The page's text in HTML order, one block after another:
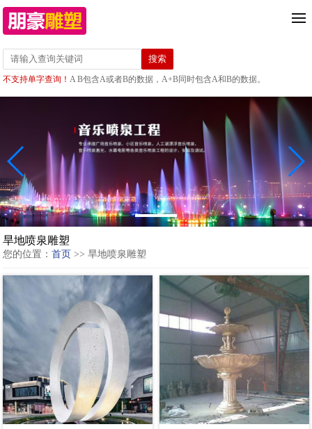
不支持单字查询！A B包含A或者B的数据，A+B同时包含A和B的数据。
旱地喷泉雕塑
您的位置：首页 >> 旱地喷泉雕塑